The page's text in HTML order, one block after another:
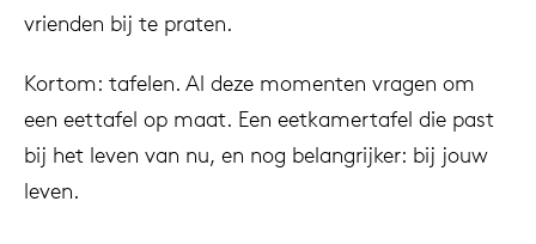
vrienden bij te praten.
Kortom: tafelen. Al deze momenten vragen om
een eettafel op maat. Een eetkamertafel die past
bij het leven van nu, en nog belangrijker: bij jouw
leven.